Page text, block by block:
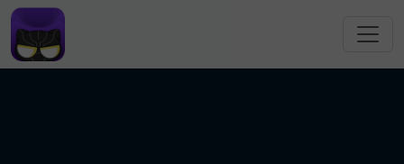
跳转到主要内容